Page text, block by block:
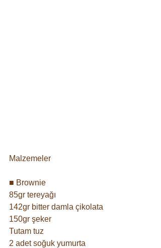
Malzemeler⠀
■ Brownie ⠀
85gr tereyağı⠀
142gr bitter damla çikolata⠀
150gr şeker⠀
Tutam tuz⠀
2 adet soğuk yumurta⠀